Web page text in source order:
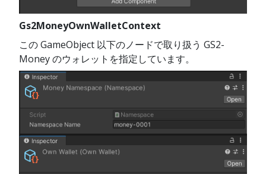
Gs2MoneyOwnWalletContext
この GameObject 以下のノードで取り扱う GS2-
Money のウォレットを指定しています。